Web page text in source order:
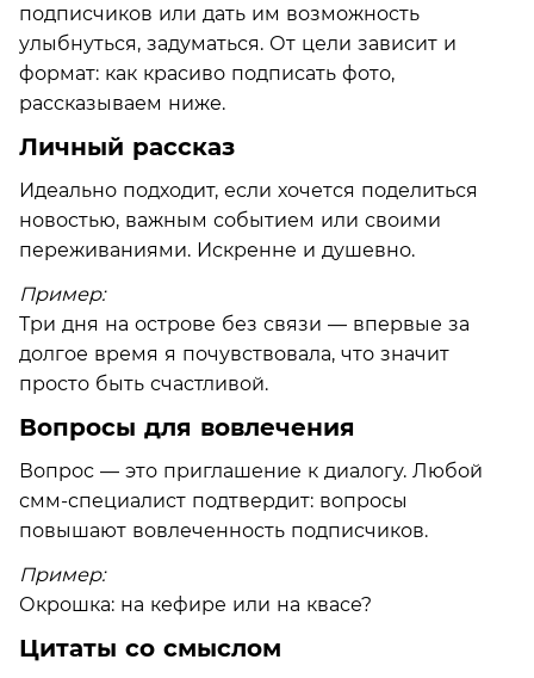
подписчиков или дать им возможность
улыбнуться, задуматься. От цели зависит и
формат: как красиво подписать фото,
рассказываем ниже.
Личный рассказ
Идеально подходит, если хочется поделиться
новостью, важным событием или своими
переживаниями. Искренне и душевно.
Пример:
Три дня на острове без связи — впервые за
долгое время я почувствовала, что значит
просто быть счастливой.
Вопросы для вовлечения
Вопрос — это приглашение к диалогу. Любой
смм-специалист подтвердит: вопросы
повышают вовлеченность подписчиков.
Пример:
Окрошка: на кефире или на квасе?
Цитаты со смыслом